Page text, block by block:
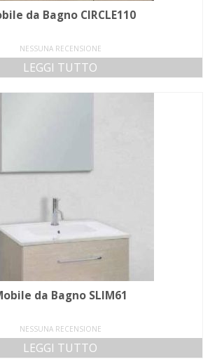
da Bagno CIRCLE110
NESSUNA RECENSIONE
LEGGI TUTTO
da Bagno SLIM61
NESSUNA RECENSIONE
LEGGI TUTTO